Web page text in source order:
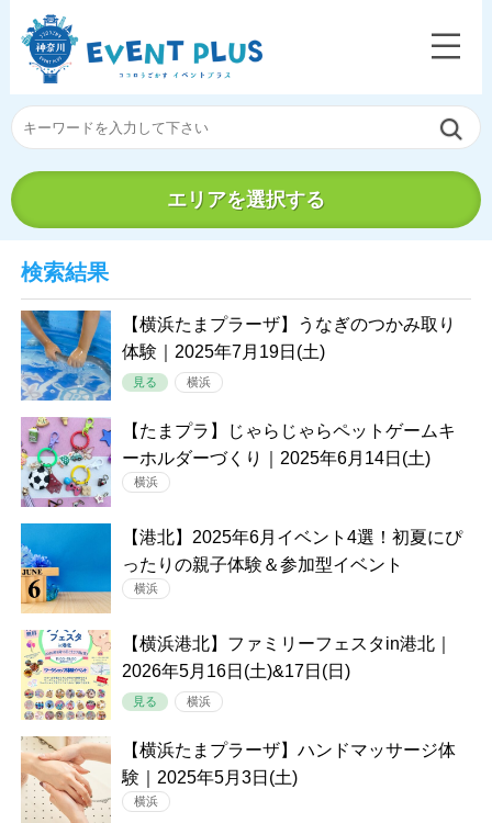
エリアを選択する
検索結果
【横浜たまプラーザ】うなぎのつかみ取り
体験｜2025年7月19日(土)
見る 横浜
【たまプラ】じゃらじゃらペットゲームキ
ーホルダーづくり｜2025年6月14日(土)
横浜
【港北】2025年6月イベント4選！初夏にぴ
ったりの親子体験＆参加型イベント
横浜
【横浜港北】ファミリーフェスタin港北｜
2026年5月16日(土)&17日(日)
見る 横浜
【横浜たまプラーザ】ハンドマッサージ体
験｜2025年5月3日(土)
横浜